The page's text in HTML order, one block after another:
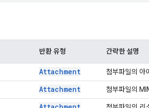
반환 유형 간략한 설명
Attachment 첨부파일의 아
Attachment 첨부파일의